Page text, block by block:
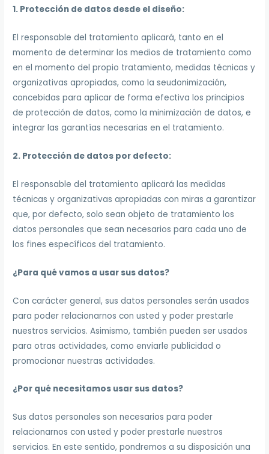
1. Protección de datos desde el diseño:
El responsable del tratamiento aplicará, tanto en el
momento de determinar los medios de tratamiento como
en el momento del propio tratamiento, medidas técnicas y
organizativas apropiadas, como la seudonimización,
concebidas para aplicar de forma efectiva los principios
de protección de datos, como la minimización de datos, e
integrar las garantías necesarias en el tratamiento.
2. Protección de datos por defecto:
El responsable del tratamiento aplicará las medidas
técnicas y organizativas apropiadas con miras a garantizar
que, por defecto, solo sean objeto de tratamiento los
datos personales que sean necesarios para cada uno de
los fines específicos del tratamiento.
¿Para qué vamos a usar sus datos?
Con carácter general, sus datos personales serán usados
para poder relacionarnos con usted y poder prestarle
nuestros servicios. Asimismo, también pueden ser usados
para otras actividades, como enviarle publicidad o
promocionar nuestras actividades.
¿Por qué necesitamos usar sus datos?
Sus datos personales son necesarios para poder
relacionarnos con usted y poder prestarle nuestros
servicios. En este sentido, pondremos a su disposición una